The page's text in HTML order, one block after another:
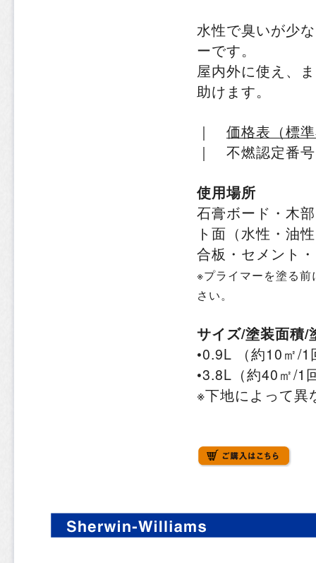
水性で臭いが少
ーです。
屋内外に使え、
助けます。
｜ 価格表（標
｜ 不燃認定番
使用場所
石膏ボード・木
ト面（水性・油
合板・セメント
※プライマーを塗る
さい。
サイズ/塗装面積/
•0.9L （約10㎡/1
•3.8L（約40㎡/1
※下地によって異